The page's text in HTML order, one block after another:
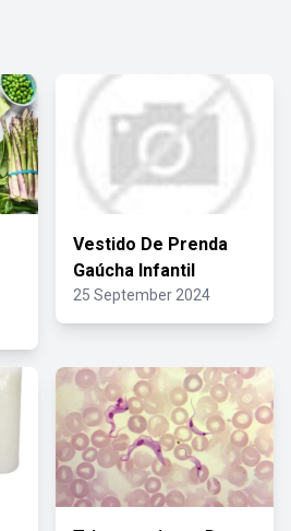
Vestido De Prenda
Gaúcha Infantil
25 September 2024